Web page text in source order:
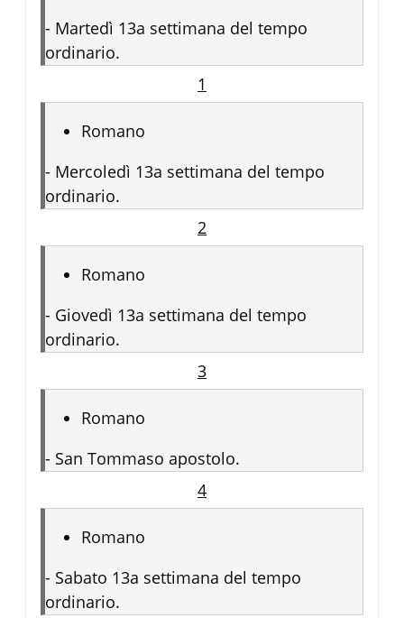
- Martedì 13a settimana del tempo
ordinario.
1
Romano
- Mercoledì 13a settimana del tempo
ordinario.
2
Romano
- Giovedì 13a settimana del tempo
ordinario.
3
Romano
- San Tommaso apostolo.
4
Romano
- Sabato 13a settimana del tempo
ordinario.